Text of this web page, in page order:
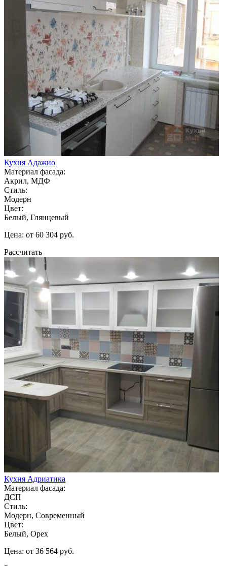
Кухня Адажио
Материал фасада:
Акрил, МДФ
Стиль:
Модерн
Цвет:
Белый, Глянцевый
Цена: от 60 304 руб.
Рассчитать
Кухня Адриатика
Материал фасада:
ДСП
Стиль:
Модерн, Современный
Цвет:
Белый, Орех
Цена: от 36 564 руб.